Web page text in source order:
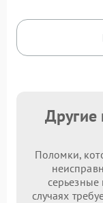
Поломки,
случаях